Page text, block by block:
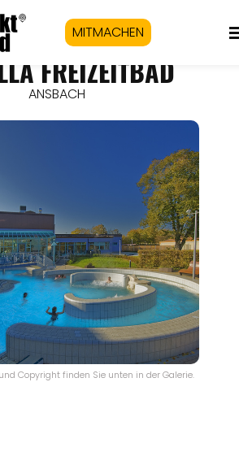
MITMACHEN
FREIZEITBAD
ANSBACH
Copyright finden Sie unten in der Galerie.